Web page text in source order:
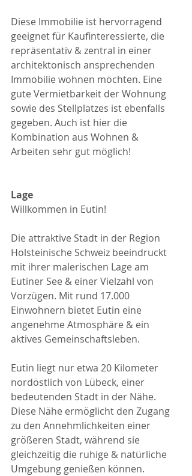
Diese Immobilie ist hervorragend
geeignet für Kaufinteressierte, die
repräsentativ & zentral in einer
architektonisch ansprechenden
Immobilie wohnen möchten. Eine
gute Vermietbarkeit der Wohnung
sowie des Stellplatzes ist ebenfalls
gegeben. Auch ist hier die
Kombination aus Wohnen &
Arbeiten sehr gut möglich!
Lage
Willkommen in Eutin!
Die attraktive Stadt in der Region
Holsteinische Schweiz beeindruckt
mit ihrer malerischen Lage am
Eutiner See & einer Vielzahl von
Vorzügen. Mit rund 17.000
Einwohnern bietet Eutin eine
angenehme Atmosphäre & ein
aktives Gemeinschaftsleben.
Eutin liegt nur etwa 20 Kilometer
nordöstlich von Lübeck, einer
bedeutenden Stadt in der Nähe.
Diese Nähe ermöglicht den Zugang
zu den Annehmlichkeiten einer
größeren Stadt, während sie
gleichzeitig die ruhige & natürliche
Umgebung genießen können.